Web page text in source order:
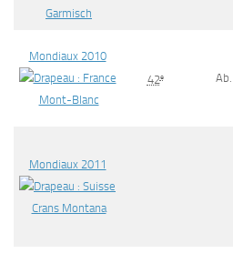
Garmisch
Mondiaux 2010
Mont-Blanc
42e Ab.
Mondiaux 2011
Crans Montana